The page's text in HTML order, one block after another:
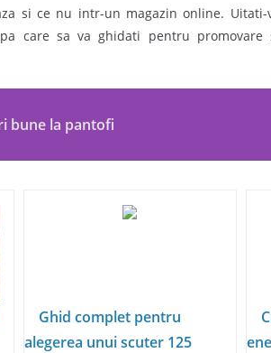
si ce nu intr-un magazin online. Uitati-
care sa va ghidati pentru promovare
bune la pantofi
Ghid complet pentru
alegerea unui scuter 125